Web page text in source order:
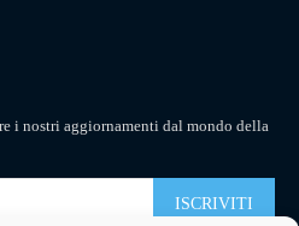
i nostri aggiornamenti dal mondo della
ISCRIVITI